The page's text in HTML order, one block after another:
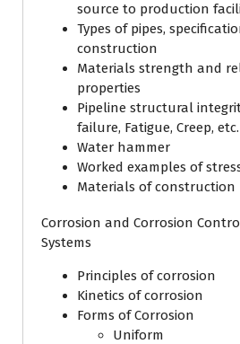
source to production
Types of pipes,
construction
Materials strength and
properties
Pipeline structural
failure, Fatigue, Creep, etc.
Water hammer
Worked examples of
Materials of construction
Corrosion and Corrosion
Systems
Principles of corrosion
Kinetics of corrosion
Forms of Corrosion
Uniform